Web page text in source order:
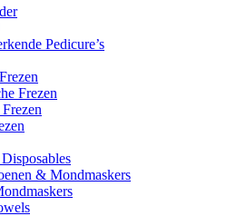
Pedicure’s
Frezen
& Mondmaskers